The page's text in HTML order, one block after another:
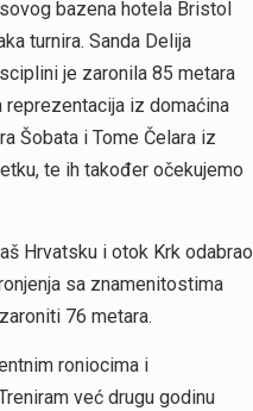
bazena hotela Bristol
turnira. Sanda Delija
je zaronila 85 metara
reprezentacija iz domaćina
Šobata i Tome Čelara iz
te ih također očekujemo
Hrvatsku i otok Krk odabrao
sa znamenitostima
76 metara.
roniocima i
već drugu godinu